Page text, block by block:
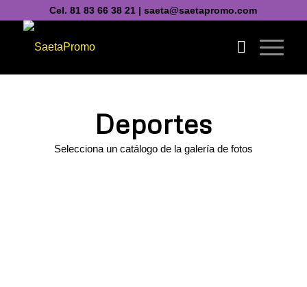
Cel. 81 83 66 38 21 | saeta@saetapromo.com
Deportes
Selecciona un catálogo de la galería de fotos